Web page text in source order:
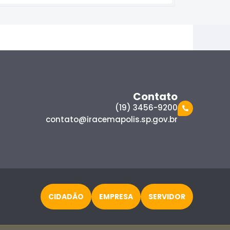
Contato
(19) 3456-9200
contato@iracemapolis.sp.gov.br
CIDADÃO EMPRESA SERVIDOR